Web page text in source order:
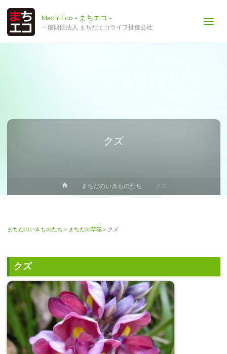
Machi Eco - まちエコ -
一般財団法人 まちだエコライフ推進公社
クズ
ー
まちだのいきものたち クズ
まちだのいきものたち ＞ まちだの草花＞クズ
クズ